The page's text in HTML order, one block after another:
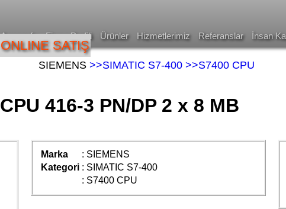
Anasayfa Firma Profili Ürünler Hizmetlerimiz Referanslar İnsan
ONLINE SATIŞ
SIEMENS >>SIMATIC S7-400 >>S7400 CPU
CPU 416-3 PN/DP 2 x 8 MB
Marka : SIEMENS
Kategori : SIMATIC S7-400
: S7400 CPU